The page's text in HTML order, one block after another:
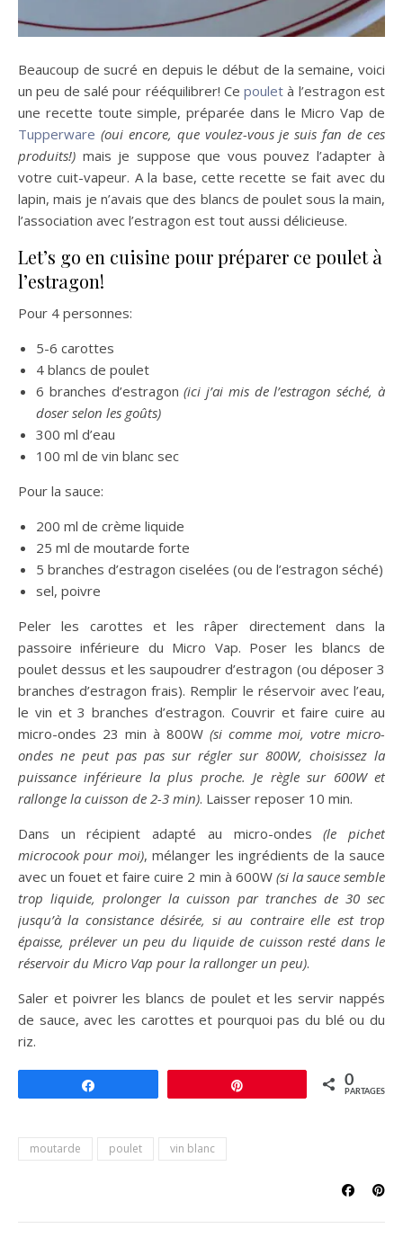
Beaucoup de sucré en depuis le début de la semaine, voici
un peu de salé pour rééquilibrer! Cepoulet à l’estragon est
une recette toute simple, préparée dans le Micro Vap de
Tupperware (oui encore, que voulez-vous je suis fan de ces
produits!) mais je suppose que vous pouvez l’adapter à
votre cuit-vapeur. A la base, cette recette se fait avec du
lapin, mais je n’avais que des blancs de poulet sous la main,
l’association avec l’estragon est tout aussi délicieuse.
Let’s go en cuisine pour préparer ce poulet à
l’estragon!
Pour 4 personnes:
5-6 carottes
4 blancs de poulet
6 branches d’estragon(ici j’ai mis de l’estragon séché, à
doser selon les goûts)
300 ml d’eau
100 ml de vin blanc sec
Pour la sauce:
200 ml de crème liquide
25 ml de moutarde forte
5 branches d’estragon ciselées (ou de l’estragon séché)
sel, poivre
Peler les carottes et les râper directement dans la
passoire inférieure du Micro Vap. Poser les blancs de
poulet dessus et les saupoudrer d’estragon (ou déposer 3
branches d’estragon frais). Remplir le réservoir avec l’eau,
le vin et 3 branches d’estragon. Couvrir et faire cuire au
micro-ondes 23 min à 800W (si comme moi, votre micro-
ondes ne peut pas pas sur régler sur 800W, choisissez la
puissance inférieure la plus proche. Je règle sur 600W et
rallonge la cuisson de 2-3 min). Laisser reposer 10 min.
Dans un récipient adapté au micro-ondes(le pichet
microcook pour moi), mélanger les ingrédients de la sauce
avec un fouet et faire cuire 2 min à 600W (si la sauce semble
trop liquide, prolonger la cuisson par tranches de 30 sec
jusqu’à la consistance désirée, si au contraire elle est trop
épaisse, prélever un peu du liquide de cuisson resté dans le
réservoir du Micro Vap pour la rallonger un peu).
Saler et poivrer les blancs de poulet et les servir nappés
de sauce, avec les carottes et pourquoi pas du blé ou du
riz.
0
PARTAGES
moutarde poulet vin blanc